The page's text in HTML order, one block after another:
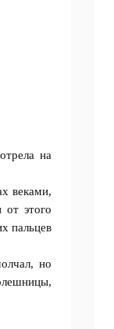
на
веками,
этого
пальцев
но